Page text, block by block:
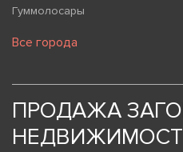
Гуммолосары
Все города
ПРОДАЖА